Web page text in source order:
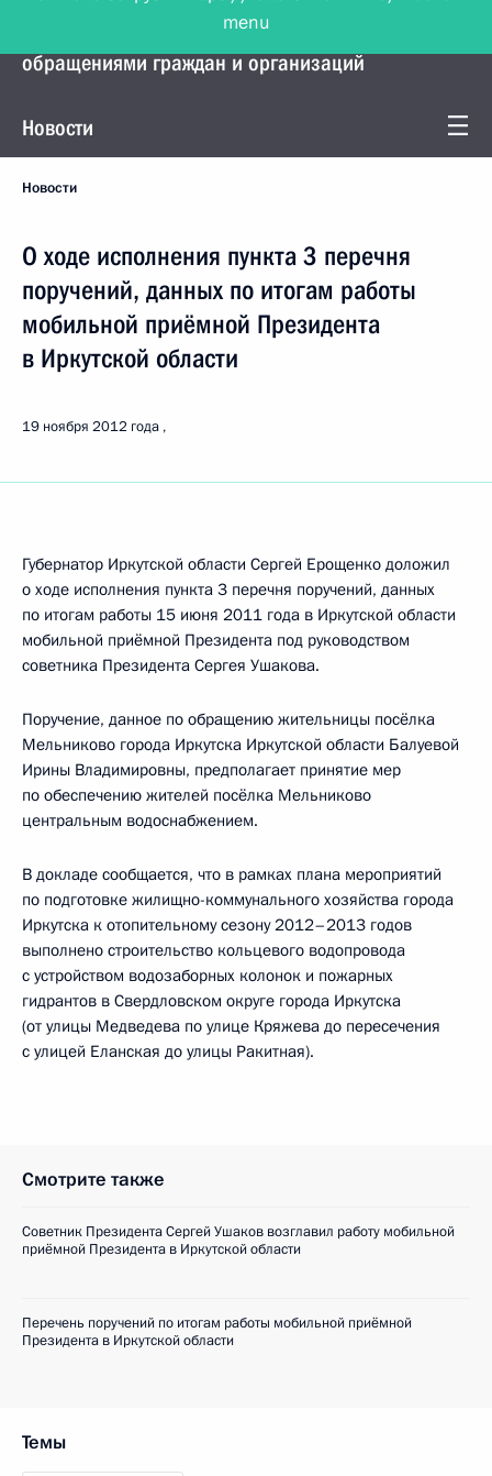
Управление Президента по работе с
обращениями граждан и организаций
Новости
Новости
О ходе исполнения пункта 3 перечня
поручений, данных по итогам работы
мобильной приёмной Президента
в Иркутской области
19 ноября 2012 года
Губернатор Иркутской области Сергей Ерощенко доложил
о ходе исполнения пункта 3 перечня поручений, данных
по итогам работы 15 июня 2011 года в Иркутской области
мобильной приёмной Президента под руководством
советника Президента Сергея Ушакова.
Поручение, данное по обращению жительницы посёлка
Мельниково города Иркутска Иркутской области Балуевой
Ирины Владимировны, предполагает принятие мер
по обеспечению жителей посёлка Мельниково
центральным водоснабжением.
В докладе сообщается, что в рамках плана мероприятий
по подготовке жилищно-коммунального хозяйства города
Иркутска к отопительному сезону 2012–2013 годов
выполнено строительство кольцевого водопровода
с устройством водозаборных колонок и пожарных
гидрантов в Свердловском округе города Иркутска
(от улицы Медведева по улице Кряжева до пересечения
с улицей Еланская до улицы Ракитная).
Смотрите также
Советник Президента Сергей Ушаков возглавил работу мобильной
приёмной Президента в Иркутской области
Перечень поручений по итогам работы мобильной приёмной
Президента в Иркутской области
Темы
menu